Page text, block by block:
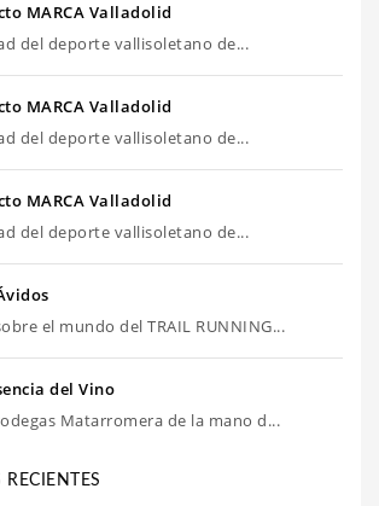
MARCA Valladolid
del deporte vallisoletano de...
MARCA Valladolid
del deporte vallisoletano de...
MARCA Valladolid
del deporte vallisoletano de...
el mundo del TRAIL RUNNING...
del Vino
Matarromera de la mano d...